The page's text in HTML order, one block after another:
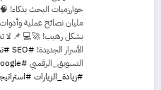
خوارزميات البحث بذكاء!
مليان نصائح عملية
بشكل رهيب! 🚀💻 📌 لا
الأسرار الجديدة! #SEO
التسويق_الرقميي #Google
#زيادة_الزيارات